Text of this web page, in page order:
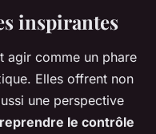
inspirantes
agir comme un phare
Elles offrent non
une perspective
reprendre le contrôle